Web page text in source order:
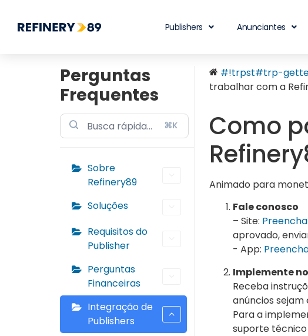
Publishers Anunciantes
Perguntas
Frequentes
⌘K
Sobre
Refinery89
Soluções
Requisitos do
Publisher
Perguntas
Financeiras
Integração de
Publishers
#!trpst#trp-
trabalhar com a
Como
Animado para
Fale conosco
– Site:
aprovado,
- App:
Implemente
Receba
anúncios
Para a
suporte técnico